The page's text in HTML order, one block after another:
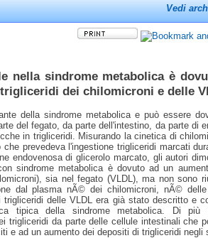
Vedi
nella sindrome metabolica è
dei chilomicroni e delle
della sindrome metabolica e può essere
del fegato, da parte dell'intestino, da parte di
in trigliceridi. Misurando la cinetica di
prevedeva l'ingestione trigliceridi marcati
endovenosa di glicerolo marcato, gli autori
sindrome metabolica è dovuto ad un
sia nel fegato (VLDL), ma non sono
dal plasma nÃ© dei chilomicroni, nÃ© delle
delle VLDL era già stato descritto e
tipica della sindrome metabolica. Di più
trigliceridi da parte delle cellule intestinali che
e ad un aumento dei depositi di trigliceridi negli